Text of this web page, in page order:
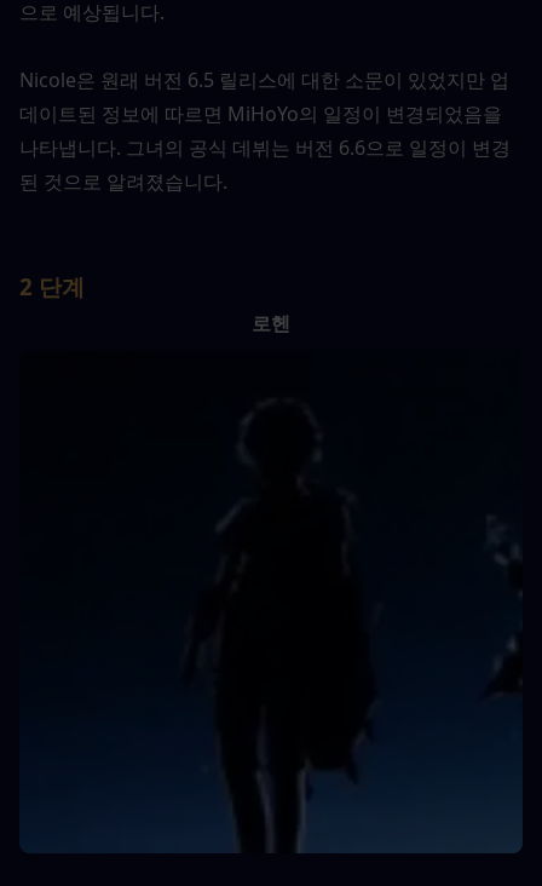
으로 예상됩니다.
Nicole은 원래 버전 6.5 릴리스에 대한 소문이 있었지만 업
데이트된 정보에 따르면 MiHoYo의 일정이 변경되었음을
나타냅니다. 그녀의 공식 데뷔는 버전 6.6으로 일정이 변경
된 것으로 알려졌습니다.
2 단계
로헨